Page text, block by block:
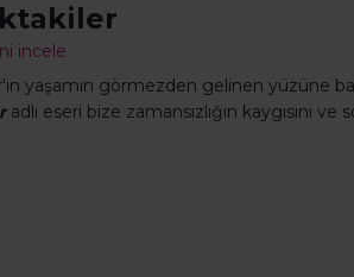
incele
yaşamın görmezden gelinen yüzüne
adlı eseri bize zamansızlığın kaygısını